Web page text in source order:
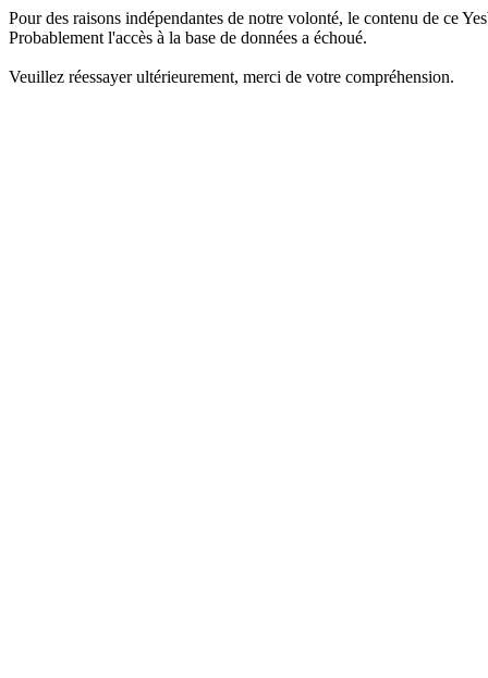
Pour des raisons indépendantes de notre volonté, le contenu de ce
Probablement l'accès à la base de données a échoué.
Veuillez réessayer ultérieurement, merci de votre compréhension.